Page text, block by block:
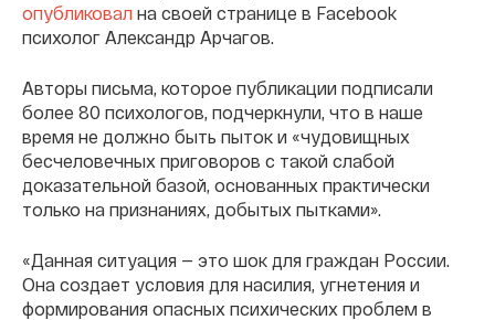
опубликовал на своей странице в Facebook
психолог Александр Арчагов.
Авторы письма, которое публикации подписали
более 80 психологов, подчеркнули, что в наше
время не должно быть пыток и «чудовищных
бесчеловечных приговоров с такой слабой
доказательной базой, основанных практически
только на признаниях, добытых пытками».
«Данная ситуация — это шок для граждан России.
Она создает условия для насилия, угнетения и
формирования опасных психических проблем в